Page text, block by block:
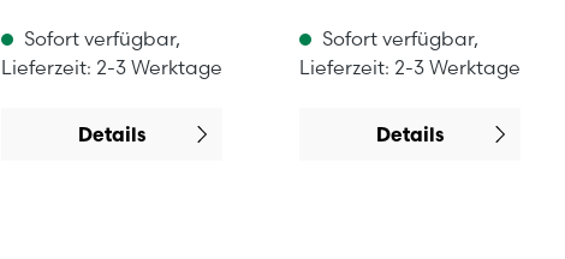
Sofort verfügbar,
Lieferzeit: 2-3 Werktage
Details
Sofort verfügbar,
Lieferzeit: 2-3 Werktage
Details